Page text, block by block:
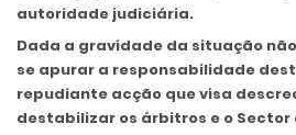
autoridade judiciária.
Dada a gravidade da situação
se apurar a responsabilidade
repudiante acção que visa
destabilizar os árbitros e o